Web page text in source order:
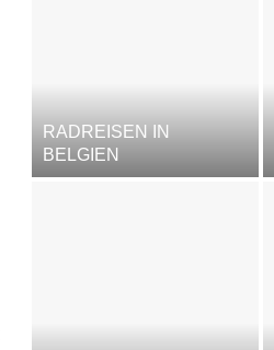
RADREISEN IN
BELGIEN